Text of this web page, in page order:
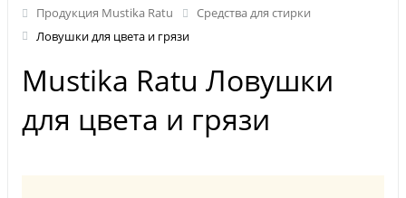
Продукция Mustika Ratu
Средства для стирки
Ловушки для цвета и грязи
Mustika Ratu Ловушки
для цвета и грязи